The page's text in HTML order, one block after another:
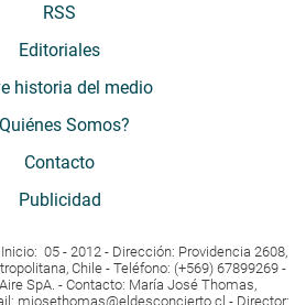
RSS
Editoriales
historia del medio
Somos?
Contacto
Publicidad
05 - 2012 - Dirección: Providencia 2608,
Chile - Teléfono: (+569) 67899269 -
SpA. - Contacto: María José Thomas,
mjosethomas@eldesconcierto.cl - Director: